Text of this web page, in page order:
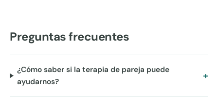
Preguntas frecuentes
¿Cómo saber si la terapia de pareja puede
ayudarnos?